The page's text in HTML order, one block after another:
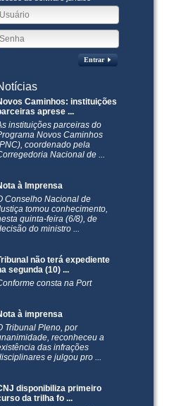
Entrar
Caminhos: instituições
aprese ...
instituições parceiras do
Novos Caminhos
coordenado pela
Nacional de ...
à Imprensa
Conselho Nacional de
tomou conhecimento,
quinta-feira (6/8), de
do ministro ...
não terá expediente
segunda (10) ...
consta na Port
à imprensa
Tribunal Pleno, por
reconheceu a
das infrações
e julgou pro ...
disponibiliza primeiro
da trilha fo ...